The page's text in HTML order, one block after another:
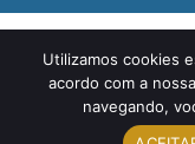
Utilizamos cookies
acordo com a
navegando,